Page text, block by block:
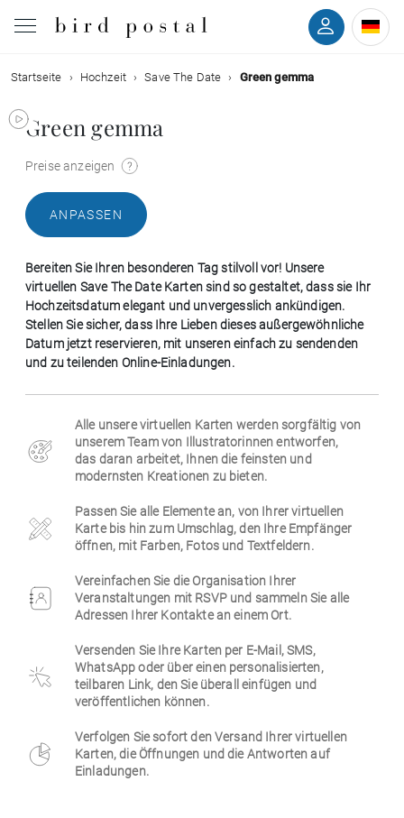
Hochzeit
Geburt
Kommunion
Trauer
Geburtstag
Firmen
Startseite Hochzeit Save The Date Green gemma
Green gemma
Preise anzeigen
ANPASSEN
Bereiten Sie Ihren besonderen Tag stilvoll vor! Unsere
virtuellen Save The Date Karten sind so gestaltet, dass sie Ihr
Hochzeitsdatum elegant und unvergesslich ankündigen.
Stellen Sie sicher, dass Ihre Lieben dieses außergewöhnliche
Datum jetzt reservieren, mit unseren einfach zu sendenden
und zu teilenden Online-Einladungen.
Alle unsere virtuellen Karten werden sorgfältig von
unserem Team von Illustratorinnen entworfen,
das daran arbeitet, Ihnen die feinsten und
modernsten Kreationen zu bieten.
Passen Sie alle Elemente an, von Ihrer virtuellen
Karte bis hin zum Umschlag, den Ihre Empfänger
öffnen, mit Farben, Fotos und Textfeldern.
Vereinfachen Sie die Organisation Ihrer
Veranstaltungen mit RSVP und sammeln Sie alle
Adressen Ihrer Kontakte an einem Ort.
Versenden Sie Ihre Karten per E-Mail, SMS,
WhatsApp oder über einen personalisierten,
teilbaren Link, den Sie überall einfügen und
veröffentlichen können.
Verfolgen Sie sofort den Versand Ihrer virtuellen
Karten, die Öffnungen und die Antworten auf
Einladungen.